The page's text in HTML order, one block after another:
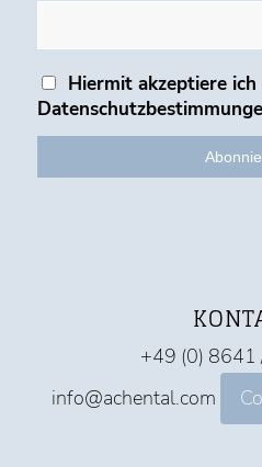
Hiermit akzeptiere ich
+49 (0)
info@achental.com